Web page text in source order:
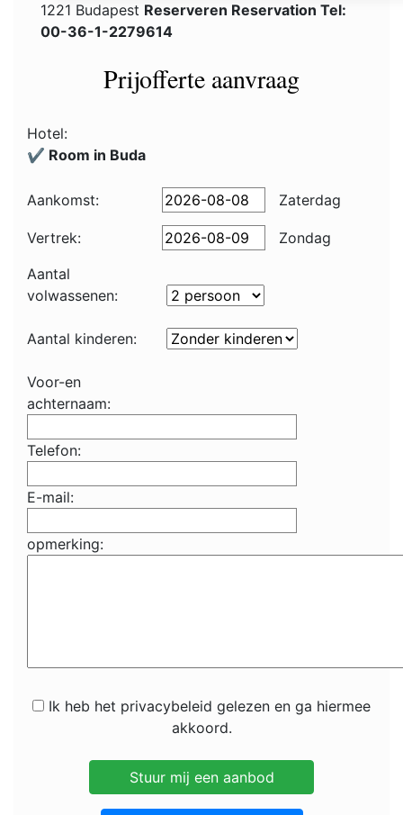
1221 Budapest Reserveren Reservation Tel:
00-36-1-2279614
Prijofferte aanvraag
Hotel:
✔️ Room in Buda
Aankomst: Zaterdag
Vertrek:
Zondag
Aantal
volwassenen:
Aantal kinderen:
Voor-en
achternaam:
Telefon:
E-mail:
opmerking:
Ik heb het privacybeleid gelezen en ga hiermee
akkoord.